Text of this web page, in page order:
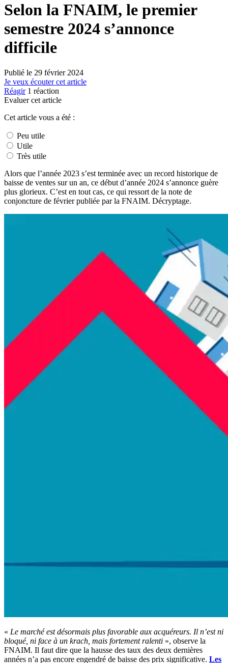
Selon la FNAIM, le premier
semestre 2024 s’annonce
difficile
Publié le 29 février 2024
Je veux écouter cet article
Réagir 1 réaction
Evaluer cet article
Cet article vous a été :
Peu utile
Utile
Très utile
Alors que l’année 2023 s’est terminée avec un record historique de
baisse de ventes sur un an, ce début d’année 2024 s’annonce guère
plus glorieux. C’est en tout cas, ce qui ressort de la note de
conjoncture de février publiée par la FNAIM. Décryptage.
« Le marché est désormais plus favorable aux acquéreurs. Il n’est ni
bloqué, ni face à un krach, mais fortement ralenti », observe la
FNAIM. Il faut dire que la hausse des taux des deux dernières
années n’a pas encore engendré de baisse des prix significative. Les